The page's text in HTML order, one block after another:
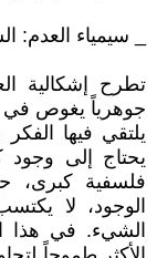
_ سيمياء العدم:
تطرح إشكالية
جوهرياً يغوص في
يلتقي فيها
يحتاج إلى
فلسفية كبرى،
الوجود، لا
الشيء. في هذا